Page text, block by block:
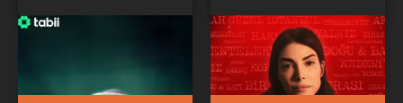
Драма / Биография /
Исторический
Душевное приключение
Сериалы / Сериалы 2026 /
Новинки / Биография / Мини-
сериалы